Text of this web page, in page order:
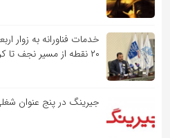
خدمات فناورانه به زوار
۲۰ نقطه از مسیر نجف تا کربلا
جیرینگ در پنج عنوان